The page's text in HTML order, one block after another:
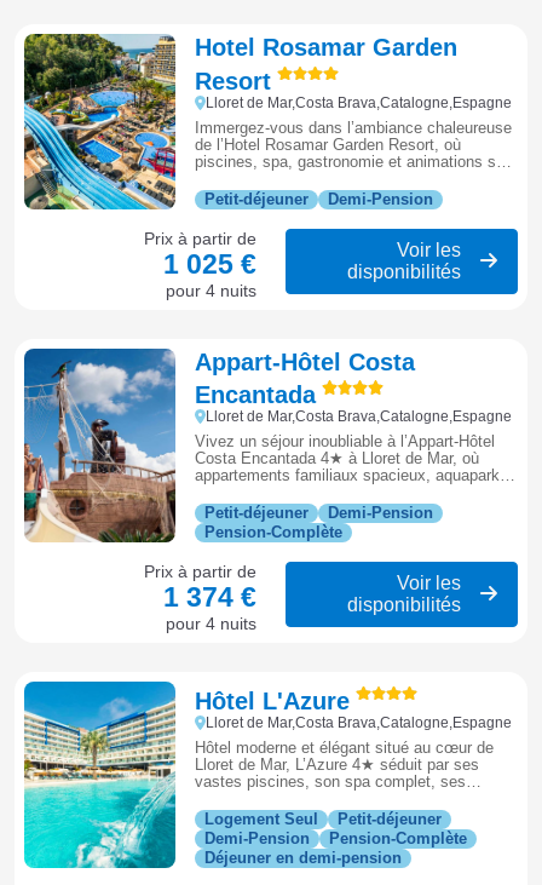
Hotel Rosamar Garden
Resort
Lloret de Mar,Costa Brava,Catalogne,Espagne
Immergez-vous dans l’ambiance chaleureuse
de l’Hotel Rosamar Garden Resort, où
piscines, spa, gastronomie et animations se
inoubliables en famille à Lloret de Mar.
Petit-déjeuner Demi-Pension
Prix à partir de
1 025 €
pour 4 nuits
Voir les
disponibilités
Appart-Hôtel Costa
Encantada
Lloret de Mar,Costa Brava,Catalogne,Espagne
Vivez un séjour inoubliable à l’Appart‑Hôtel
Costa Encantada 4★ à Lloret de Mar, où
appartements familiaux spacieux, aquapark,
quotidiennes se combinent pour des
vacances divertissantes et relaxantes.
Petit-déjeuner
Demi-Pension
Pension-Complète
Prix à partir de
1 374 €
pour 4 nuits
Voir les
disponibilités
Hôtel L'Azure
Lloret de Mar,Costa Brava,Catalogne,Espagne
Hôtel moderne et élégant situé au cœur de
Lloret de Mar, L’Azure 4★ séduit par ses
vastes piscines, son spa complet, ses
méditerranéenne raffinée.
Logement Seul
Petit-déjeuner
Demi-Pension
Pension-Complète
Déjeuner en demi-pension